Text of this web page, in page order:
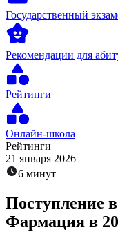
Государственный
Рекомендации для
Рейтинги
Онлайн-школа
Рейтинги
21 января 2026
6 минут
Поступление
Фармация в